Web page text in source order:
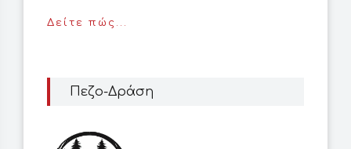
Δείτε πώς...
Πεζο-Δράση